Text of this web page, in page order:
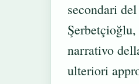
secondari
narrativo
ulteriori